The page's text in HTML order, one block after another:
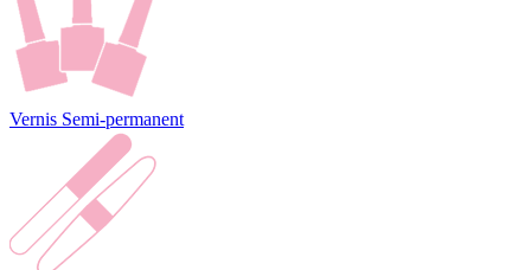
Vernis Semi-permanent